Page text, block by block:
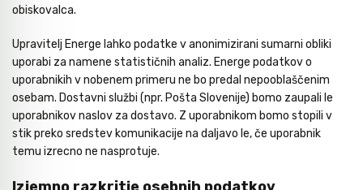
obiskovalca.
Upravitelj Energe lahko podatke v anonimizirani sumarni obliki
uporabi za namene statističnih analiz. Energe podatkov o
uporabnikih v nobenem primeru ne bo predal nepooblaščenim
osebam. Dostavni službi (npr. Pošta Slovenije) bomo zaupali le
uporabnikov naslov za dostavo. Z uporabnikom bomo stopili v
stik preko sredstev komunikacije na daljavo le, če uporabnik
temu izrecno ne nasprotuje.
Točkala, dleta, luknjači in pile
Vzvodi in primeži
Škarje, noži in žage
Zaščitna oprema